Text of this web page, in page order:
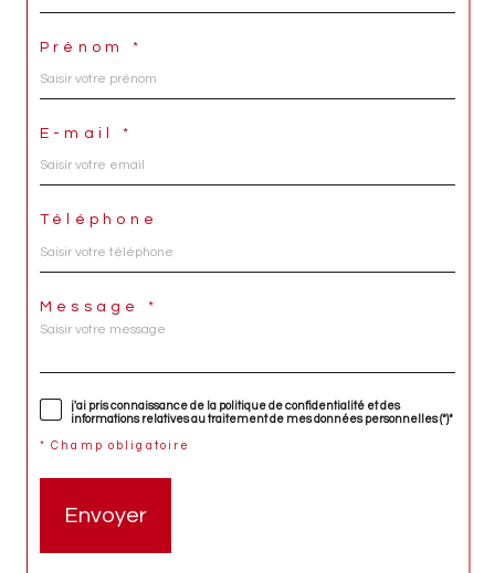
Prénom *
E-mail *
Téléphone
Message *
j'ai pris connaissance de la politique de confidentialité et des
informations relatives au traitement de mes données personnelles (*)*
* Champ obligatoire
Envoyer